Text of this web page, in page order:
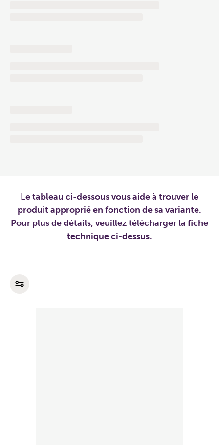
Le tableau ci-dessous vous aide à trouver le
produit approprié en fonction de sa variante.
Pour plus de détails, veuillez télécharger la fiche
technique ci-dessus.